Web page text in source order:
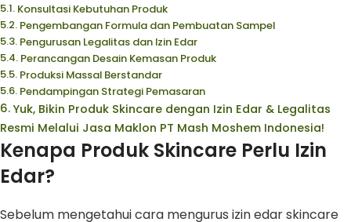
Konsultasi Kebutuhan Produk
Pengembangan Formula dan Pembuatan Sampel
Pengurusan Legalitas dan Izin Edar
Perancangan Desain Kemasan Produk
Produksi Massal Berstandar
Pendampingan Strategi Pemasaran
Yuk, Bikin Produk Skincare dengan Izin Edar & Legalitas
Resmi Melalui Jasa Maklon PT Mash Moshem Indonesia!
Kenapa Produk Skincare Perlu Izin
Edar?
Sebelum mengetahui cara mengurus izin edar skincare